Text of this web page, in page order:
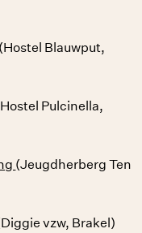
(Hostel Blauwput,
Pulcinella,
(Jeugdherberg Ten
vzw, Brakel)